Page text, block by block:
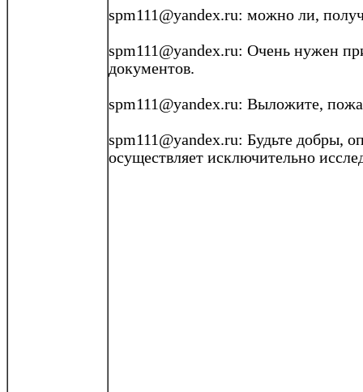
spm111@yandex.ru: можно ли,
spm111@yandex.ru: Очень нужен
документов.
spm111@yandex.ru: Выложите,
spm111@yandex.ru: Будьте добры,
осуществляет исключительно